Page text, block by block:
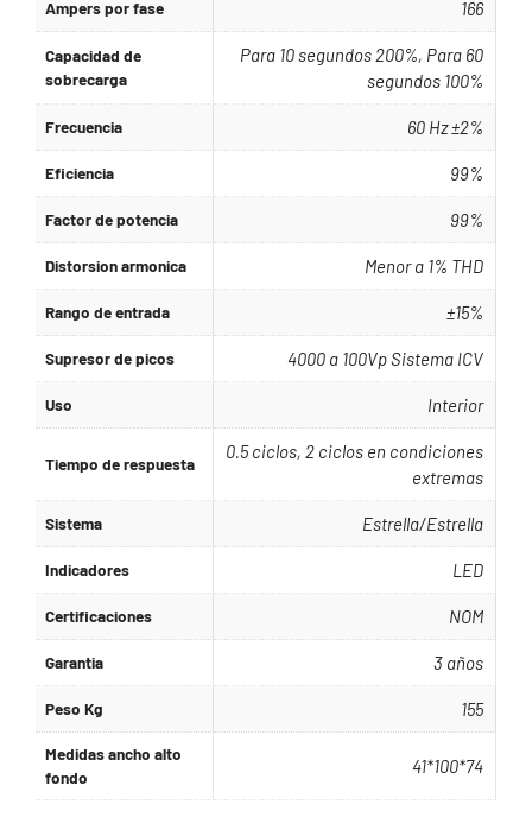
Ampers por fase 166
Capacidad de
sobrecarga
Para 10 segundos 200%, Para 60
segundos 100%
Frecuencia 60 Hz ±2%
Eficiencia 99%
Factor de potencia 99%
Distorsion armonica Menor a 1% THD
Rango de entrada ±15%
Supresor de picos 4000 a 100Vp Sistema ICV
Uso Interior
Tiempo de respuesta
0.5 ciclos, 2 ciclos en condiciones
extremas
Sistema Estrella/Estrella
Indicadores LED
Certificaciones NOM
Garantia 3 años
Peso Kg 155
Medidas ancho alto
fondo
41*100*74